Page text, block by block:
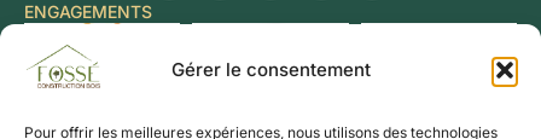
Gérer le consentement
Pour offrir les meilleures expériences, nous utilisons des technologies
ENGAGEMENTS